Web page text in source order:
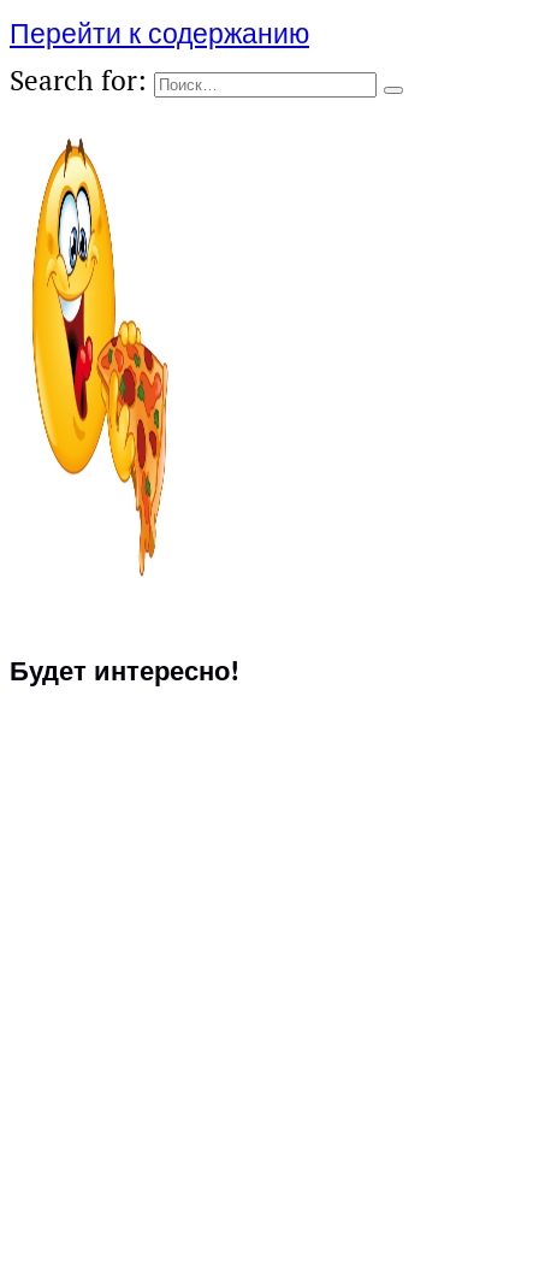
Перейти к содержанию
Search for:
Будет интересно!